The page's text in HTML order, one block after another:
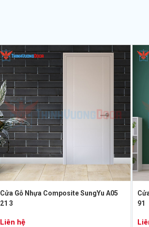
Cửa Gỗ Nhựa Composite SungYu A05
21 3
Liên hệ
91